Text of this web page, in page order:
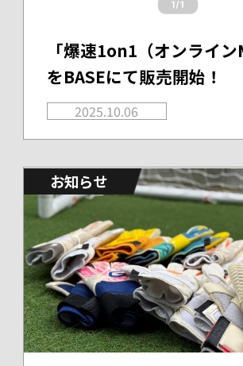
「爆速1on1（オンライン
をBASEにて販売開始！
2025.10.06
お知らせ